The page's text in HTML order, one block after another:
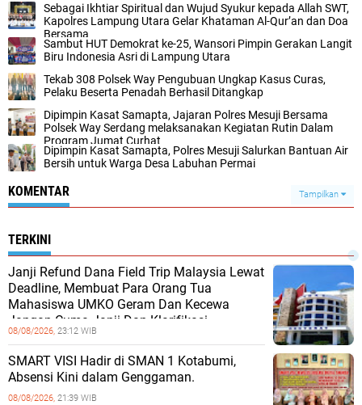
Sebagai Ikhtiar Spiritual dan Wujud Syukur kepada Allah SWT,
Kapolres Lampung Utara Gelar Khataman Al-Qur’an dan Doa
Bersama
Sambut HUT Demokrat ke-25, Wansori Pimpin Gerakan Langit
Biru Indonesia Asri di Lampung Utara
Tekab 308 Polsek Way Pengubuan Ungkap Kasus Curas,
Pelaku Beserta Penadah Berhasil Ditangkap
Dipimpin Kasat Samapta, Jajaran Polres Mesuji Bersama
Polsek Way Serdang melaksanakan Kegiatan Rutin Dalam
Program Jumat Curhat
Dipimpin Kasat Samapta, Polres Mesuji Salurkan Bantuan Air
Bersih untuk Warga Desa Labuhan Permai
KOMENTAR Tampilkan
TERKINI
Janji Refund Dana Field Trip Malaysia Lewat
Deadline, Membuat Para Orang Tua
Mahasiswa UMKO Geram Dan Kecewa
Jangan Cuma Janji Dan Klarifikasi
08/08/2026, 23:12 WIB
SMART VISI Hadir di SMAN 1 Kotabumi,
Absensi Kini dalam Genggaman.
08/08/2026, 21:39 WIB